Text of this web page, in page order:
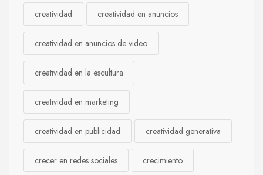
creatividad creatividad en anuncios
creatividad en anuncios de video
creatividad en la escultura
creatividad en marketing
creatividad en publicidad creatividad generativa
crecer en redes sociales crecimiento